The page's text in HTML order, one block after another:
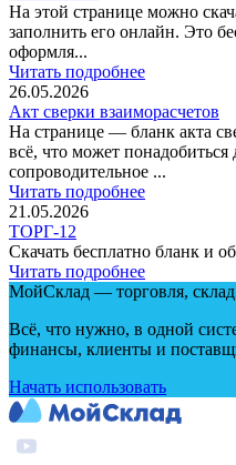
На этой странице можно
заполнить его онлайн. Это
оформля...
Читать подробнее
26.05.2026
Акт сверки взаиморасчетов
На странице — бланк акта
всё, что может понадобиться
сопроводительное ...
Читать подробнее
21.05.2026
ТОРГ-12
Скачать бесплатно бланк и
Читать подробнее
МойСклад — торговля,
Всё, что нужно, в одной
финансы, клиенты и
Начать использовать